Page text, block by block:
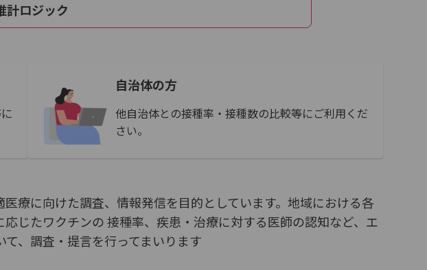
計ロジック
自治体の方
他自治体との接種率・接種数の比較等にご利用くだ
さい。
療に向けた調査、情報発信を目的としています。地域における各
じたワクチンの 接種率、疾患・治療に対する医師の認知など、エ
、調査・提言を行ってまいります